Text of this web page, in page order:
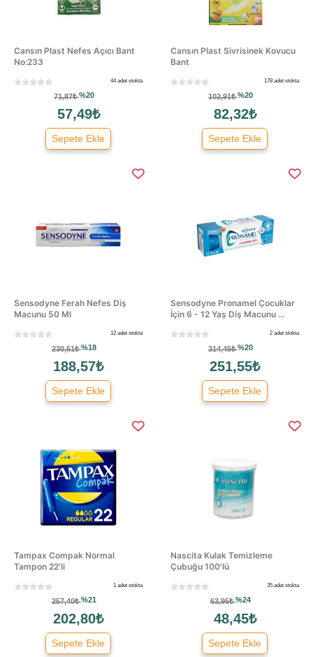
Cansın Plast Nefes Açıcı Bant
No:233
44 adet stokta
71,87₺%20
57,49₺
Sepete Ekle
Cansın Plast Sivrisinek Kovucu
Bant
178 adet stokta
102,91₺%20
82,32₺
Sepete Ekle
Sensodyne Ferah Nefes Diş
Macunu 50 Ml
12 adet stokta
230,51₺%18
188,57₺
Sepete Ekle
Sensodyne Pronamel Çocuklar
İçin 6 - 12 Yaş Diş Macunu ...
2 adet stokta
314,45₺%20
251,55₺
Sepete Ekle
Tampax Compak Normal
Tampon 22'li
1 adet stokta
257,40₺%21
202,80₺
Sepete Ekle
Nascita Kulak Temizleme
Çubuğu 100'lü
35 adet stokta
63,95₺%24
48,45₺
Sepete Ekle